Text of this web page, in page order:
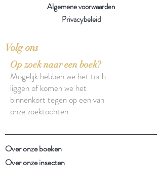
Algemene voorwaarden
Privacybeleid
Volg ons
Op zoek naar een boek?
Mogelijk hebben we het toch
liggen of komen we het
binnenkort tegen op een van
onze zoektochten.
Over onze boeken
Over onze insecten